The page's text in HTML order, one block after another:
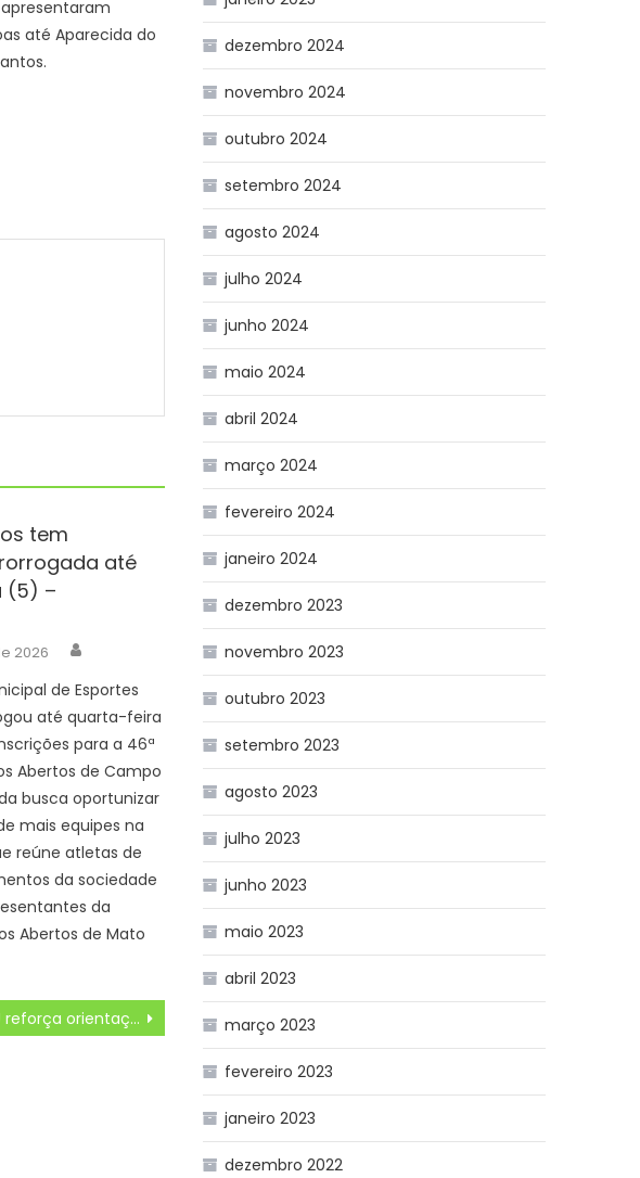
até Aparecida do
tem
até
(5) –
2026
de Esportes
até quarta-feira
para a 46ª
Abertos de Campo
busca oportunizar
mais equipes na
reúne atletas de
da sociedade
da
Abertos de Mato
SAMU reforça orientações para prevenir riscos durante as festas de fim de ano e destaca atuação em Campo Grande – CGNotícias
dezembro 2024
novembro 2024
outubro 2024
setembro 2024
agosto 2024
julho 2024
junho 2024
maio 2024
abril 2024
março 2024
fevereiro 2024
janeiro 2024
dezembro 2023
novembro 2023
outubro 2023
setembro 2023
agosto 2023
julho 2023
junho 2023
maio 2023
abril 2023
março 2023
fevereiro 2023
janeiro 2023
dezembro 2022